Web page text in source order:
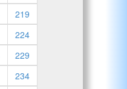
219
224
229
234